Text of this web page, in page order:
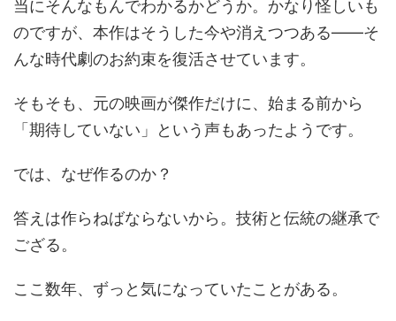
当にそんなもんでわかるかどうか。かなり怪しいも
のですが、本作はそうした今や消えつつある――そ
んな時代劇のお約束を復活させています。
そもそも、元の映画が傑作だけに、始まる前から
「期待していない」という声もあったようです。
では、なぜ作るのか？
答えは作らねばならないから。技術と伝統の継承で
ござる。
ここ数年、ずっと気になっていたことがある。